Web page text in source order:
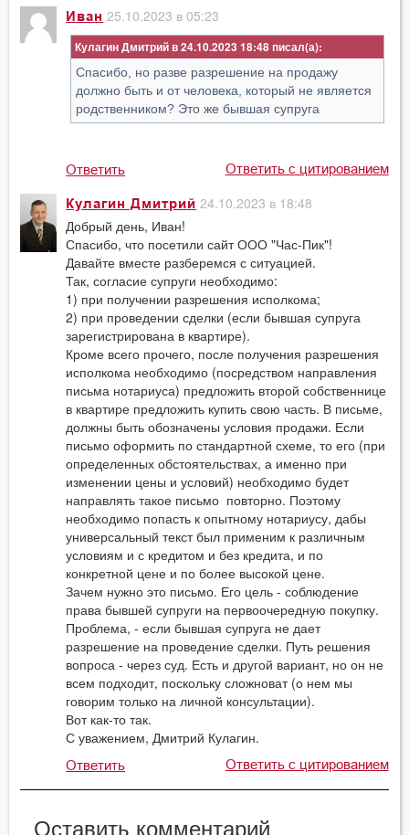
Иван 25.10.2023 в 05:23
Кулагин Дмитрий в 24.10.2023 18:48
Спасибо, но разве разрешение на продажу
должно быть и от человека, который не является
родственником? Это же бывшая супруга
Ответить Ответить с цитированием
Кулагин Дмитрий 24.10.2023 в 18:48
Добрый день, Иван!
Спасибо, что посетили сайт ООО "Час-Пик"!
Давайте вместе разберемся с ситуацией.
Так, согласие супруги необходимо:
1) при получении разрешения исполкома;
2) при проведении сделки (если бывшая супруга
зарегистрирована в квартире).
Кроме всего прочего, после получения разрешения
исполкома необходимо (посредством направления
письма нотариуса) предложить второй собственнице
в квартире предложить купить свою часть. В письме,
должны быть обозначены условия продажи. Если
письмо оформить по стандартной схеме, то его (при
определенных обстоятельствах, а именно при
изменении цены и условий) необходимо будет
направлять такое письмо повторно. Поэтому
необходимо попасть к опытному нотариусу, дабы
универсальный текст был применим к различным
условиям и с кредитом и без кредита, и по
конкретной цене и по более высокой цене.
Зачем нужно это письмо. Его цель - соблюдение
права бывшей супруги на первоочередную покупку.
Проблема, - если бывшая супруга не дает
разрешение на проведение сделки. Путь решения
вопроса - через суд. Есть и другой вариант, но он не
всем подходит, поскольку сложноват (о нем мы
говорим только на личной консультации).
Вот как-то так.
С уважением, Дмитрий Кулагин.
Ответить Ответить с цитированием
Оставить комментарий